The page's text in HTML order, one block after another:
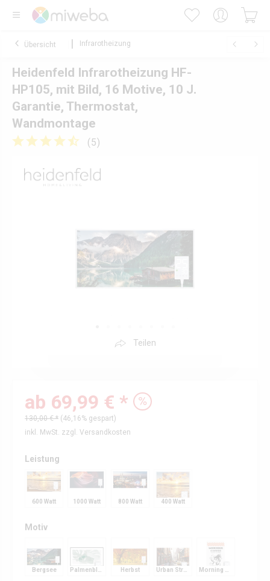
Übersicht Infrarotheizung
Heidenfeld Infrarotheizung HF-
HP105, mit Bild, 16 Motive, 10 J.
Garantie, Thermostat,
Wandmontage
(5)
Teilen
ab 69,99 € *
130,00 € * (46,16% gespart)
inkl. MwSt. zzgl. Versandkosten
Leistung
600 Watt 1000 Watt 800 Watt 400 Watt
Motiv
Bergsee Herbst Urban Street